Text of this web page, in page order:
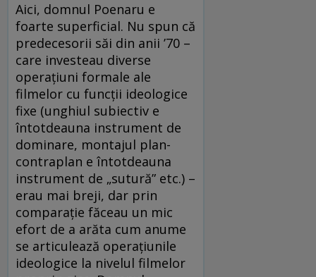
Aici, domnul Poenaru e
foarte superficial. Nu spun că
predecesorii săi din anii ’70 –
care investeau diverse
operaţiuni formale ale
filmelor cu funcţii ideologice
fixe (unghiul subiectiv e
întotdeauna instrument de
dominare, montajul plan-
contraplan e întotdeauna
instrument de „sutură” etc.) –
erau mai breji, dar prin
comparaţie făceau un mic
efort de a arăta cum anume
se articulează operaţiunile
ideologice la nivelul filmelor